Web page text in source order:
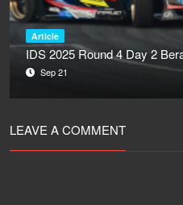
Article
IDS 2025 Round 4 Day 2
Sep 21
LEAVE A COMMENT